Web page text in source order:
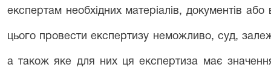
експертам необхідних матеріалів, документів або
цього провести експертизу неможливо, суд,
а також яке для них ця експертиза має